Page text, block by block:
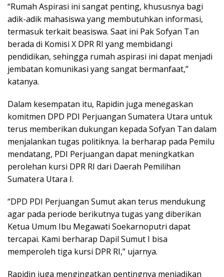
“Rumah Aspirasi ini sangat penting, khususnya bagi
adik-adik mahasiswa yang membutuhkan informasi,
termasuk terkait beasiswa. Saat ini Pak Sofyan Tan
berada di Komisi X DPR RI yang membidangi
pendidikan, sehingga rumah aspirasi ini dapat menjadi
jembatan komunikasi yang sangat bermanfaat,”
katanya.
Dalam kesempatan itu, Rapidin juga menegaskan
komitmen DPD PDI Perjuangan Sumatera Utara untuk
terus memberikan dukungan kepada Sofyan Tan dalam
menjalankan tugas politiknya. Ia berharap pada Pemilu
mendatang, PDI Perjuangan dapat meningkatkan
perolehan kursi DPR RI dari Daerah Pemilihan
Sumatera Utara I.
“DPD PDI Perjuangan Sumut akan terus mendukung
agar pada periode berikutnya tugas yang diberikan
Ketua Umum Ibu Megawati Soekarnoputri dapat
tercapai. Kami berharap Dapil Sumut I bisa
memperoleh tiga kursi DPR RI,” ujarnya.
Rapidin juga mengingatkan pentingnya menjadikan